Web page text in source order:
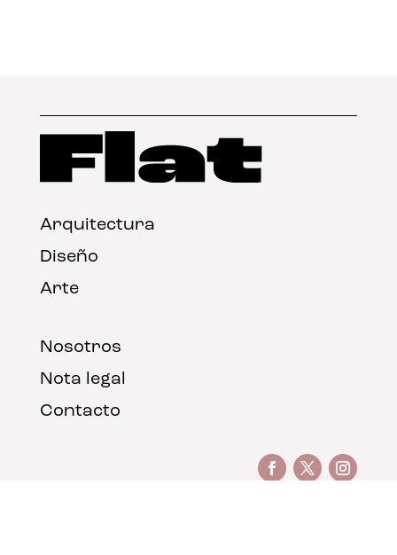
Arquitectura
Diseño
Arte
Nosotros
Nota legal
Contacto